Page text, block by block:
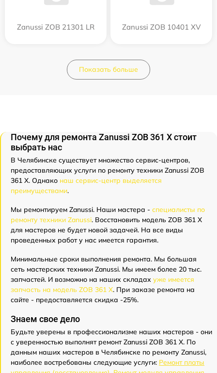
Zanussi ZOB 21301 LR Zanussi ZOB 10401 XV
Показать больше
Почему для ремонта Zanussi ZOB 361 X стоит
выбрать нас
В Челябинске существует множество сервис-центров,
предоставляющих услуги по ремонту техники Zanussi ZOB
361 X. Однако наш сервис-центр выделяется
преимуществами.
Мы ремонтируем Zanussi. Наши мастера - специалисты по
ремонту техники Zanussi. Восстановить модель ZOB 361 X
для мастеров не будет новой задачей. На все виды
проведенных работ у нас имеется гарантия.
Минимальные сроки выполнения ремонта. Мы большая
сеть мастерских техники Zanussi. Мы имеем более 20 тыс.
запчастей. И возможно на наших складах уже имеется
запчасть на модель ZOB 361 X. При заказе ремонта на
сайте - предоставляется скидка -25%.
Знаем свое дело
Будьте уверены в профессионализме наших мастеров - они
с уверенностью выполнят ремонт Zanussi ZOB 361 X. По
данным наших мастеров в Челябинске по ремонту Zanussi,
наиболее востребованы следующие услуги: Ремонт платы